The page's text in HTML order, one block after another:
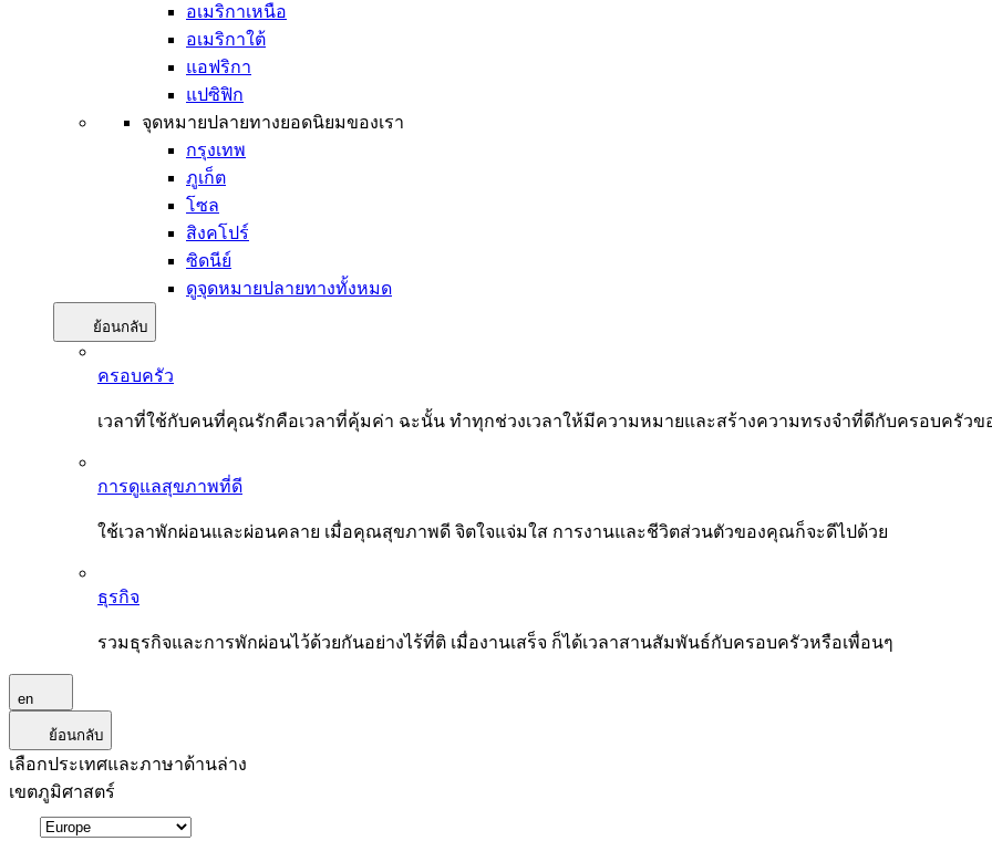
อเมริกาเหนือ
อเมริกาใต้
แอฟริกา
แปซิฟิก
จุดหมายปลายทางยอดนิยมของเรา
กรุงเทพ
ภูเก็ต
โซล
สิงคโปร์
ซิดนีย์
ดูจุดหมายปลายทางทั้งหมด
ย้อนกลับ
ครอบครัว
เวลาที่ใช้กับคนที่คุณรักคือเวลาที่คุ้มค่า ฉะนั้น ทำทุกช่วงเวลาให้มีความหมายและสร้างความทรงจำที่ดีกับครอบครัว
การดูแลสุขภาพที่ดี
ใช้เวลาพักผ่อนและผ่อนคลาย เมื่อคุณสุขภาพดี จิตใจแจ่มใส การงานและชีวิตส่วนตัวของคุณก็จะดีไปด้วย
ธุรกิจ
รวมธุรกิจและการพักผ่อนไว้ด้วยกันอย่างไร้ที่ติ เมื่องานเสร็จ ก็ได้เวลาสานสัมพันธ์กับครอบครัวหรือเพื่อนๆ
en
ย้อนกลับ
เลือกประเทศและภาษาด้านล่าง
เขตภูมิศาสตร์